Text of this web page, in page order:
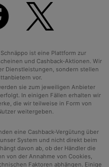
Schnäppo ist eine Plattform zur
und Cashback-Aktionen. Wir
Dienstleistungen, sondern stellen
vor.
sie zum jeweiligen Anbieter
In einigen Fällen erhalten wir
die wir teilweise in Form von
weitergeben.
eine Cashback-Vergütung über
System und nicht direkt beim
davon ab, ob der Händler die
von der Annahme von Cookies,
Faktoren abhängen. Einige